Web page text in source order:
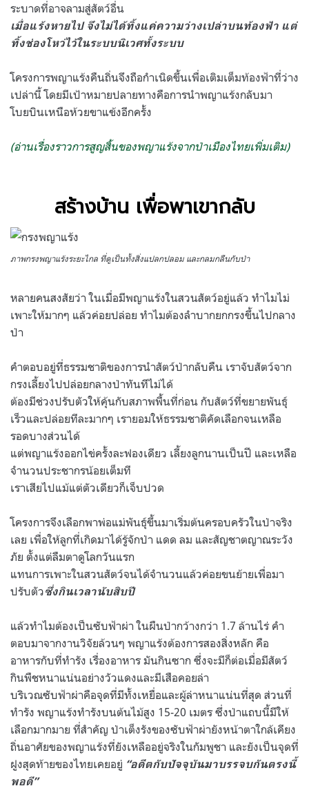
ระบาดที่อาจลามสู่สัตว์อื่น
เมื่อแร้งหายไป จึงไม่ได้ทิ้งแค่ความว่างเปล่าบนท้องฟ้า แต่
ทิ้งช่องโหว่ไว้ในระบบนิเวศทั้งระบบ
โครงการพญาแร้งคืนถิ่นจึงถือกำเนิดขึ้นเพื่อเติมเต็มท้องฟ้าที่ว่าง
เปล่านี้ โดยมีเป้าหมายปลายทางคือการนำพญาแร้งกลับมา
โบยบินเหนือห้วยขาแข้งอีกครั้ง
(อ่านเรื่องราวการสูญสิ้นของพญาแร้งจากป่าเมืองไทยเพิ่มเติม)
สร้างบ้าน เพื่อพาเขากลับ
ภาพกรงพญาแร้งระยะไกล ที่ดูเป็นทั้งสิ่งแปลกปลอม และกลมกลืนกับป่า
หลายคนสงสัยว่า ในเมื่อมีพญาแร้งในสวนสัตว์อยู่แล้ว ทำไมไม่
เพาะให้มากๆ แล้วค่อยปล่อย ทำไมต้องลำบากยกกรงขึ้นไปกลาง
ป่า
คำตอบอยู่ที่ธรรมชาติของการนำสัตว์ป่ากลับคืน เราจับสัตว์จาก
กรงเลี้ยงไปปล่อยกลางป่าทันทีไม่ได้
ต้องมีช่วงปรับตัวให้คุ้นกับสภาพพื้นที่ก่อน กับสัตว์ที่ขยายพันธุ์
เร็วและปล่อยทีละมากๆ เรายอมให้ธรรมชาติคัดเลือกจนเหลือ
รอดบางส่วนได้
แต่พญาแร้งออกไข่ครั้งละฟองเดียว เลี้ยงลูกนานเป็นปี และเหลือ
จำนวนประชากรน้อยเต็มที
เราเสียไปแม้แต่ตัวเดียวก็เจ็บปวด
โครงการจึงเลือกพาพ่อแม่พันธุ์ขึ้นมาเริ่มต้นครอบครัวในป่าจริง
เลย เพื่อให้ลูกที่เกิดมาได้รู้จักป่า แดด ลม และสัญชาตญาณระวัง
ภัย ตั้งแต่ลืมตาดูโลกวันแรก
แทนการเพาะในสวนสัตว์จนได้จำนวนแล้วค่อยขนย้ายเพื่อมา
ปรับตัวซึ่งกินเวลานับสิบปี
แล้วทำไมต้องเป็นซับฟ้าผ่า ในผืนป่ากว้างกว่า 1.7 ล้านไร่ คำ
ตอบมาจากงานวิจัยล้วนๆ พญาแร้งต้องการสองสิ่งหลัก คือ
อาหารกับที่ทำรัง เรื่องอาหาร มันกินซาก ซึ่งจะมีก็ต่อเมื่อมีสัตว์
กินพืชหนาแน่นอย่างวัวแดงและมีเสือคอยล่า
บริเวณซับฟ้าผ่าคือจุดที่มีทั้งเหยื่อและผู้ล่าหนาแน่นที่สุด ส่วนที่
ทำรัง พญาแร้งทำรังบนต้นไม้สูง 15-20 เมตร ซึ่งป่าแถบนี้มีให้
เลือกมากมาย ที่สำคัญ ป่าเต็งรังของซับฟ้าผ่ายังหน้าตาใกล้เคียง
ถิ่นอาศัยของพญาแร้งที่ยังเหลืออยู่จริงในกัมพูชา และยังเป็นจุดที่
ฝูงสุดท้ายของไทยเคยอยู่ “อดีตกับปัจจุบันมาบรรจบกันตรงนี้
พอดี”